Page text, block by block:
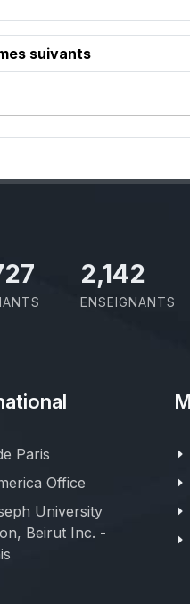
suivants
2,142
ENSEIGNANTS
Paris
Office
University
Beirut Inc. -